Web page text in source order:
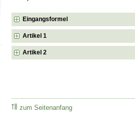
Eingangsformel
Artikel 1
Artikel 2
zum Seitenanfang